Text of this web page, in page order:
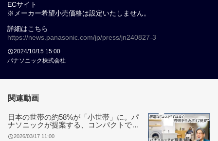
ECサイト
※メーカー希望小売価格は設定いたしません。
詳細はこちら
https://news.panasonic.com/jp/press/jn240827-3
2024/10/15 15:00
パナソニック株式会社
関連動画
日本の世帯の約58%が「小世帯」に。パ
ナソニックが提案する、コンパクトで上
質な“心地よいくらし”を叶える家電
2026/03/17 11:00